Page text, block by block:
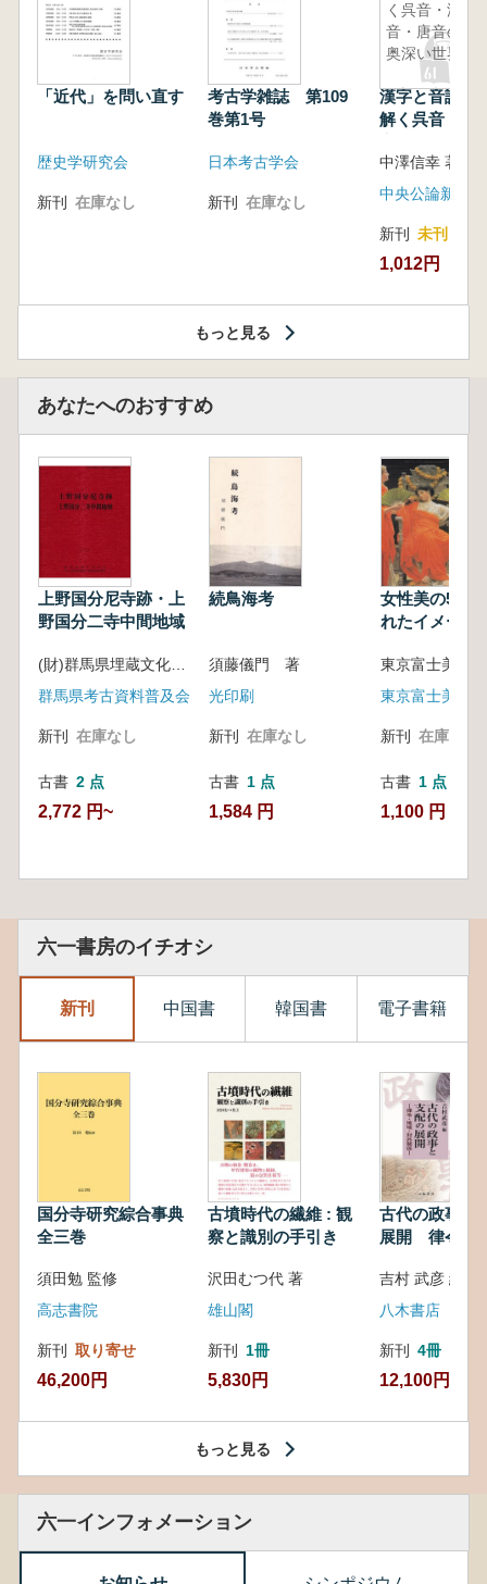
「近代」を問い直す
歴史学研究会
新刊 在庫なし
考古学雑誌 第109
巻第1号
日本考古学会
新刊 在庫なし
く呉音・漢
音・唐音の
奥深い世界
漢字と音読み
解く呉音・漢
中澤信幸 著
中央公論新社
新刊 未刊
1,012円
もっと見る
あなたへのおすすめ
上野国分尼寺跡・上
野国分二寺中間地域
群馬県考古資料普及会
新刊 在庫なし
古書 2 点
2,772 円~
続鳥海考
須藤儀門 著
光印刷
新刊 在庫なし
古書 1 点
1,584 円
女性美の500
れたイメージ
東京富士美術
東京富士美術館
新刊 在庫なし
古書 1 点
1,100 円
六一書房のイチオシ
新刊 中国書 韓国書 電子書籍
国分寺研究綜合事典
全三巻
須田勉 監修
高志書院
新刊 取り寄せ
46,200円
古墳時代の繊維 : 観
察と識別の手引き
沢田むつ代 著
雄山閣
新刊 1冊
5,830円
古代の政事と
展開 律令・
吉村 武彦 編集
八木書店
新刊 4冊
12,100円
もっと見る
六一インフォメーション